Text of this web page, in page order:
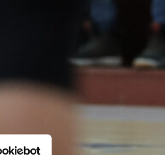
Susiladiesia
parempi
Tukholmassa
pelatun kahden ottelun
mittaisen miniturnauksen